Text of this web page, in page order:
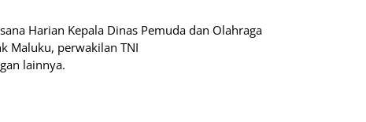
Harian Kepala Dinas Pemuda dan Olahraga
Maluku, perwakilan TNI
lainnya.